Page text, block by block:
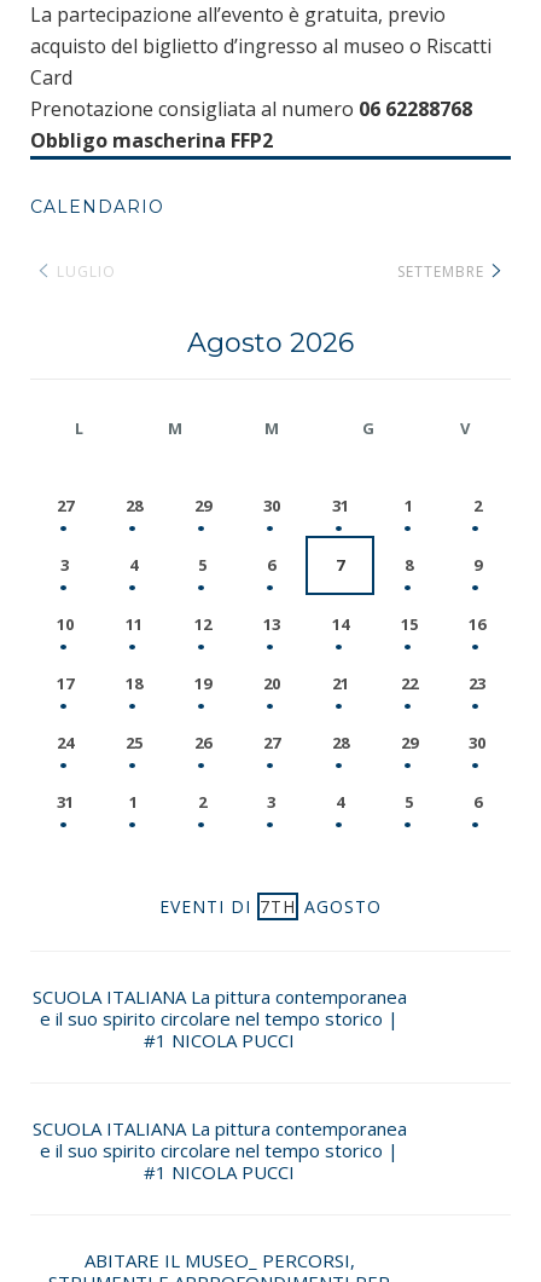
La partecipazione all’evento è gratuita, previo
acquisto del biglietto d’ingresso al museo o Riscatti
Card
Prenotazione consigliata al numero 06 62288768
Obbligo mascherina FFP2
CALENDARIO
LUGLIO
Agosto 2026
SETTEMBRE
L M M G V
27 28 29 30 31 1 2
3 4 5 6 7 8 9
10 11 12 13 14 15 16
17 18 19 20 21 22 23
24 25 26 27 28 29 30
31 1 2 3 4 5 6
EVENTI DI 7TH AGOSTO
SCUOLA ITALIANA La pittura contemporanea
e il suo spirito circolare nel tempo storico |
#1 NICOLA PUCCI
SCUOLA ITALIANA La pittura contemporanea
e il suo spirito circolare nel tempo storico |
#1 NICOLA PUCCI
ABITARE IL MUSEO_ PERCORSI,